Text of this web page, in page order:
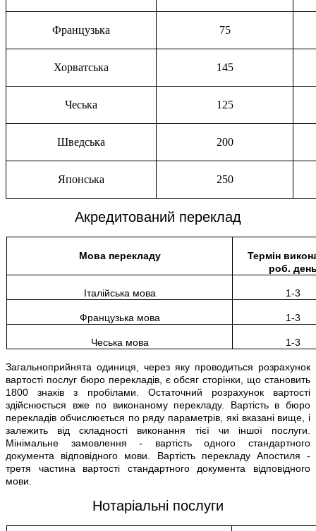
Французька 75
Хорватська 145
Чеська 125
Шведська 200
Японська 250
Акредитований переклад
Мова перекладу
Термін
роб.
Італійська мова 1-3
Французька мова 1-3
Чеська мова 1-3
Загальноприйнята одиниця, через яку проводиться розрахунок
вартості послуг бюро перекладів, є обсяг сторінки, що становить
1800 знаків з пробілами. Остаточний розрахунок вартості
здійснюється вже по виконаному перекладу. Вартість в бюро
перекладів обчислюється по ряду параметрів, які вказані вище, і
залежить від складності виконання тієї чи іншої послуги.
Мінімальне замовлення - вартість одного стандартного
документа відповідного мови. Вартість перекладу Апостиля -
третя частина вартості стандартного документа відповідного
мови.
Нотаріальні послуги